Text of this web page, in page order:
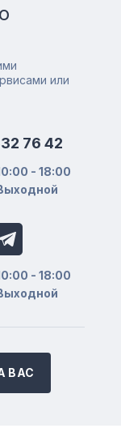
или
76 42
- 18:00
- 18:00
ВАС